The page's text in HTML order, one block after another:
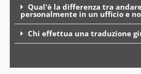
Qual'è la differenza tra
personalmente in un ufficio e
Chi effettua una traduzione